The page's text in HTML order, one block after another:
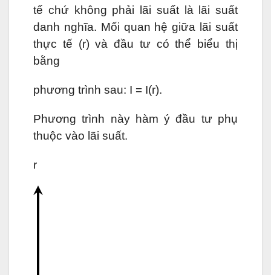
tế chứ không phải lãi suất là lãi suất
danh nghĩa. Mối quan hệ giữa lãi suất
thực tế (r) và đầu tư có thể biểu thị
bằng
phương trình sau: I = I(r).
Phương trình này hàm ý đầu tư phụ
thuộc vào lãi suất.
r